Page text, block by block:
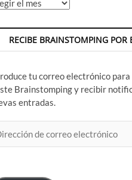
RECIBE BRAINSTOMPING POR
tu correo electrónico
Brainstomping y recibir
entradas.